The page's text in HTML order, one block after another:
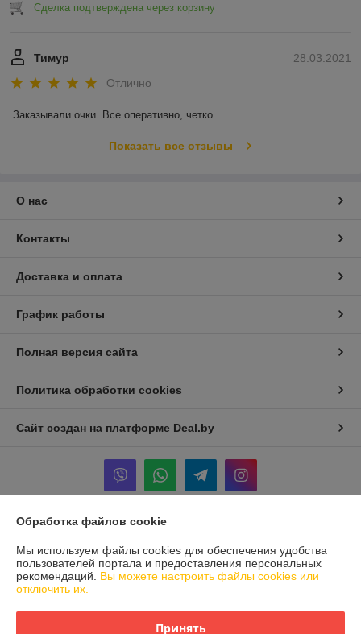
Сделка подтверждена через корзину
28.03.2021
Тимур
Отлично
Заказывали очки. Все оперативно, четко.
Показать все отзывы
О нас
Контакты
Доставка и оплата
График работы
Полная версия сайта
Политика обработки cookies
Сайт создан на платформе Deal.by
Юридическое лицо:ООО "БРАДЕХ"
Беларусь, 220073, г. Минск, ул. Скрыганова, д. 2, пом. 175 (кабинет
№23)
Регистрационный номер ЕГР: 192409754
Обработка файлов cookie
Мы используем файлы cookies для обеспечения удобства
пользователей портала и предоставления персональных
рекомендаций. Вы можете настроить файлы cookies или
отключить их.
Принять